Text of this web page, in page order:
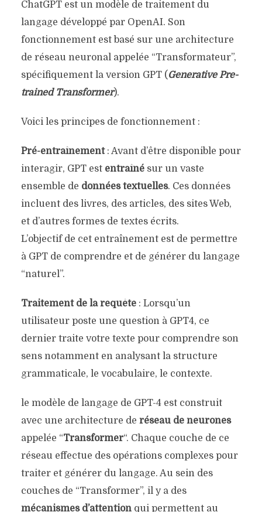
ChatGPT est un modèle de traitement du
langage développé par OpenAI. Son
fonctionnement est basé sur une architecture
de réseau neuronal appelée “Transformateur”,
spécifiquement la version GPT ( Generative Pre-
trained Transformer).
Voici les principes de fonctionnement :
Pré-entraînement: Avant d’être disponible pour
interagir, GPT est entraînésur un vaste
ensemble de données textuelles. Ces données
incluent des livres, des articles, des sites Web,
et d’autres formes de textes écrits.
L’objectif de cet entraînement est de permettre
à GPT de comprendre et de générer du langage
“naturel”.
Traitement de la requête: Lorsqu’un
utilisateur poste une question à GPT4, ce
dernier traite votre texte pour comprendre son
sens notamment en analysant la structure
grammaticale, le vocabulaire, le contexte.
le modèle de langage de GPT-4 est construit
avec une architecture de réseau de neurones
appelée “Transformer“. Chaque couche de ce
réseau effectue des opérations complexes pour
traiter et générer du langage. Au sein des
couches de “Transformer”, il y a des
mécanismes d’attentionqui permettent au